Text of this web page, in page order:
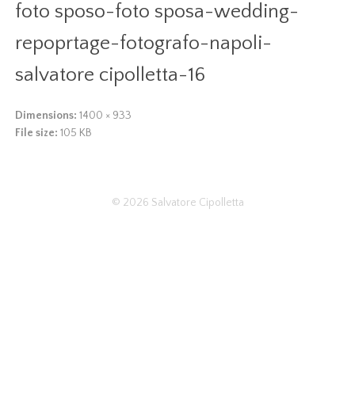
foto sposo-foto sposa-wedding-
repoprtage-fotografo-napoli-
salvatore cipolletta-16
Dimensions: 1400 × 933
File size:105 KB
© 2026 Salvatore Cipolletta